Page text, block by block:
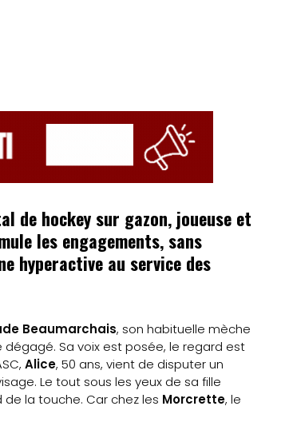
de hockey sur gazon, joueuse et
les engagements, sans
hyperactive au service des
Beaumarchais, son habituelle mèche
Sa voix est posée, le regard est
Alice, 50 ans, vient de disputer un
Le tout sous les yeux de sa fille
de la touche. Car chez les Morcrette, le